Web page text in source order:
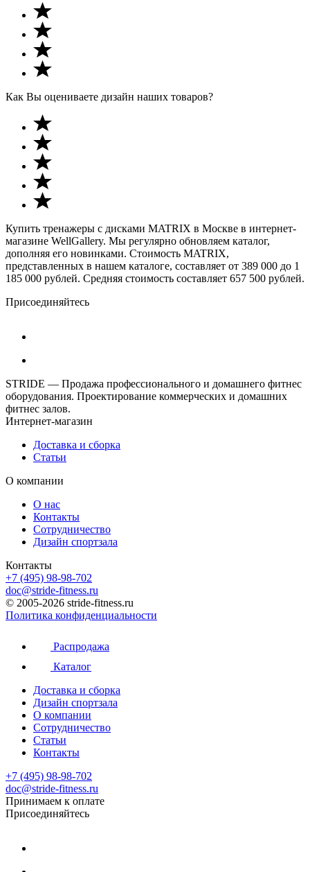
Как Вы оцениваете дизайн наших товаров?
Купить тренажеры с дисками MATRIX в Москве в интернет-
магазине WellGallery. Мы регулярно обновляем каталог,
дополняя его новинками. Стоимость MATRIX,
представленных в нашем каталоге, составляет от 389 000 до 1
185 000 рублей. Средняя стоимость составляет 657 500 рублей.
Присоединяйтесь
STRIDE — Продажа профессионального и домашнего фитнес
оборудования. Проектирование коммерческих и домашних
фитнес залов.
Интернет-магазин
Доставка и сборка
Статьи
О компании
О нас
Контакты
Сотрудничество
Дизайн спортзала
Контакты
+7 (495) 98-98-702
doc@stride-fitness.ru
© 2005-2026 stride-fitness.ru
Политика конфиденциальности
Распродажа
Каталог
Доставка и сборка
Дизайн спортзала
О компании
Сотрудничество
Статьи
Контакты
+7 (495) 98-98-702
doc@stride-fitness.ru
Принимаем к оплате
Присоединяйтесь